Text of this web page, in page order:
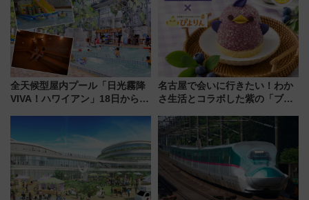
感じながら「ととのう」新感覚
を満喫！
全天候型屋内プール「日光霧降
VIVA！ハワイアン」18日から営
ァミリーから大人まで幅広い世
代が一日中楽しる夏のリゾート
を楽しんで
名古屋で会いに行きたい！わか
さ生活とコラボした紫の「ブル
売